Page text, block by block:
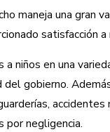
maneja una gran
satisfacción
a niños en una
del gobierno.
por negligencia.